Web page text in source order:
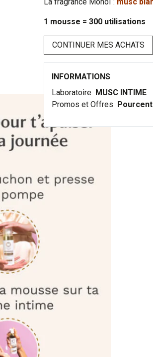
1 mousse = 300 utilisations
CONTINUER MES ACHATS
INFORMATIONS
Laboratoire MUSC INTIME
Promos et Offres